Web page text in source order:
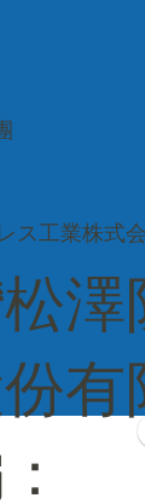
澤
有
ス工業株式